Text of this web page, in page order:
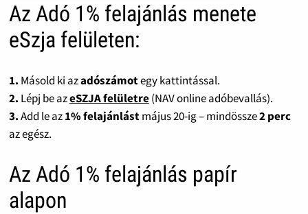
Az Adó 1% felajánlás menete
eSzja felületen:
1. Másold ki azadószámotegy kattintással.
2. Lépj be azeSZJA felületre(NAV online adóbevallás).
3.Add le az1% felajánlástmájus 20-ig – mindössze2 perc
az egész.
Az Adó 1% felajánlás papír
alapon